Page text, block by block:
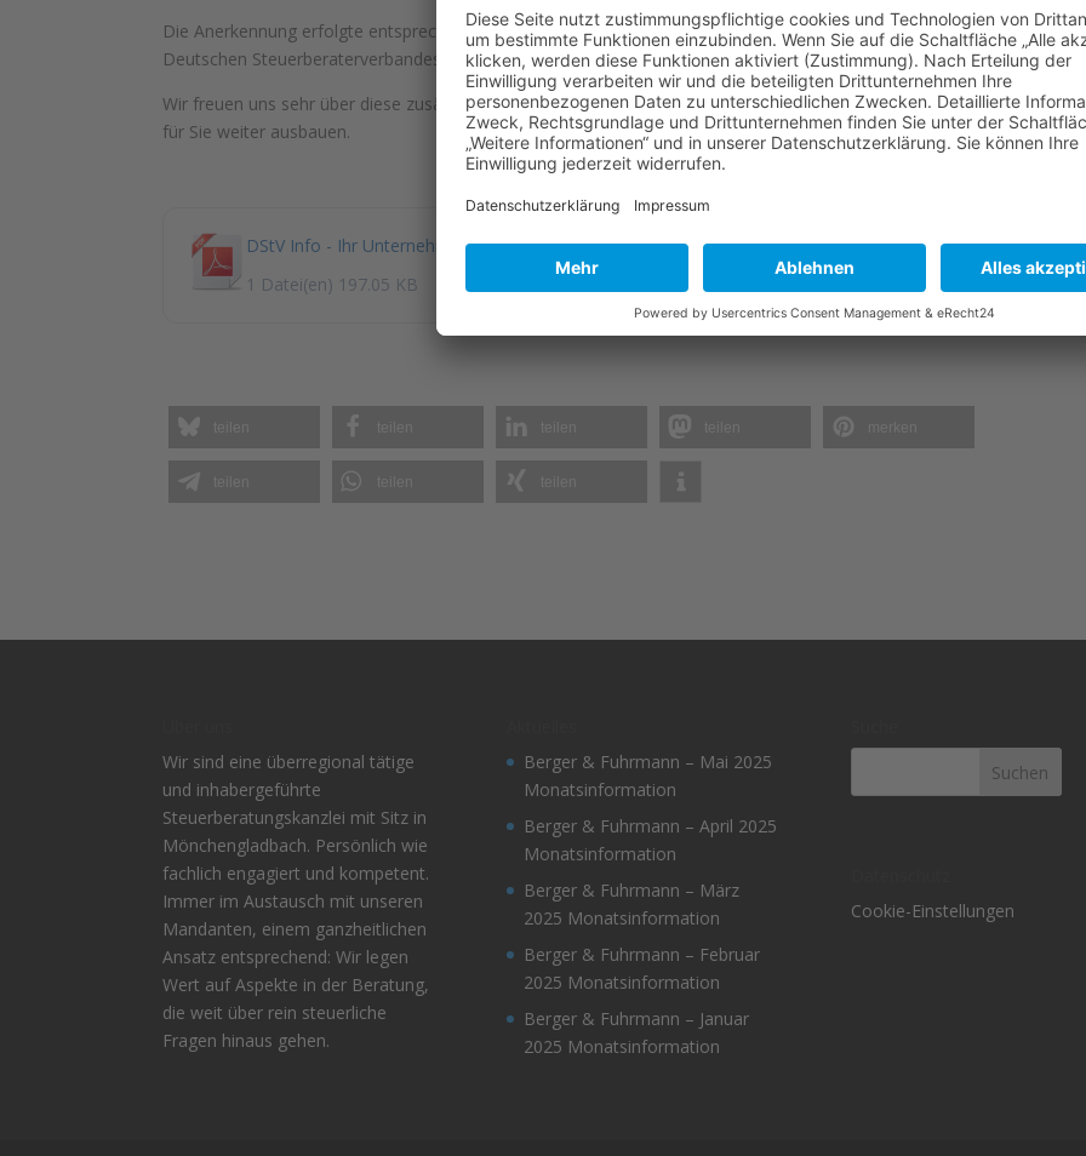
Die Anerkennung erfolgte entsprechend der Entscheidung des Fachausschusses auf der Grundlage der Richtlinien des
Deutschen Steuerberaterverbandes zur Anerkennung von Fachberatern.
Wir freuen uns sehr über diese zusätzliche Qualifikation bei Karnatz & Berger und können somit unser
für Sie weiter ausbauen.
DStV Info - Ihr Unternehmen sichern! - Rechtzeitig die Nachfolge planen.
1 Datei(en) 197.05 KB
Download
Wir sind eine überregional tätige
und inhabergeführte
Steuerberatungskanzlei mit Sitz in
Mönchengladbach. Persönlich wie
fachlich engagiert und kompetent.
Immer im Austausch mit unseren
Mandanten, einem ganzheitlichen
Ansatz entsprechend: Wir legen
Wert auf Aspekte in der Beratung,
die weit über rein steuerliche
Fragen hinaus gehen.
Berger & Fuhrmann – Mai 2025
Monatsinformation
Berger & Fuhrmann – April 2025
Monatsinformation
Berger & Fuhrmann – März
2025 Monatsinformation
Berger & Fuhrmann – Februar
2025 Monatsinformation
Berger & Fuhrmann – Januar
2025 Monatsinformation
Cookie-Einstellungen